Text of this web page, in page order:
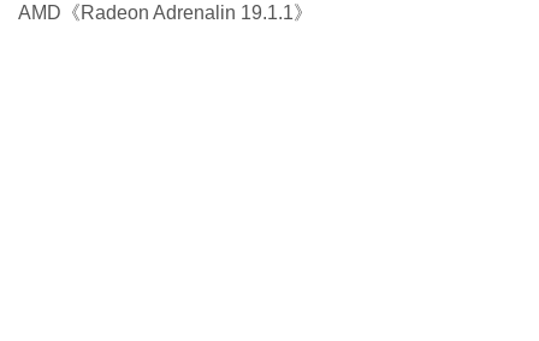
AMD《Radeon Adrenalin 19.1.1》